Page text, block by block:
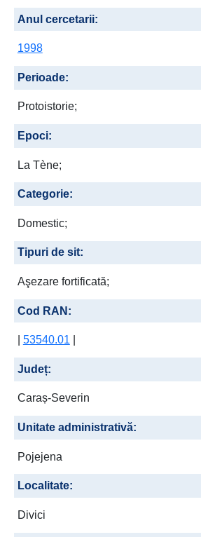
Anul cercetarii:
1998
Perioade:
Protoistorie;
Epoci:
La Tène;
Categorie:
Domestic;
Tipuri de sit:
Aşezare fortificată;
Cod RAN:
53540.01
Județ:
Caraș-Severin
Unitate administrativă:
Pojejena
Localitate:
Divici